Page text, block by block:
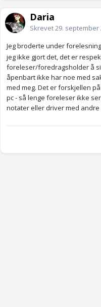
Daria
Skrevet29. september
Jeg broderte under
jeg ikke gjort det, det er
foreleser/foredragsholder å
åpenbart ikke har noe med
med meg. Det er forskjellen
pc - så lenge foreleser ikke
notater eller driver med